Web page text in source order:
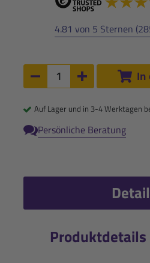
4.81 von 5 Sternen
Anzahl:
Anzahl um 1 verringern
Anzahl um 1In
Auf Lager und in 3-4 Werktagen
Persönliche Beratung